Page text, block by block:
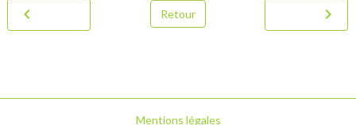
Retour
Mentions légales